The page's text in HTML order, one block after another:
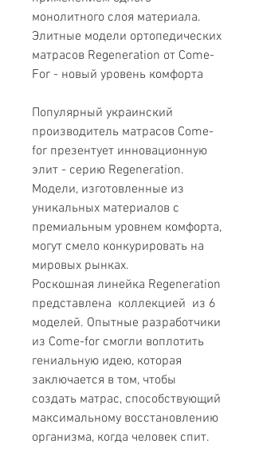
монолитного слоя материала.
Элитные модели ортопедических
матрасов Regeneration от Come-
For - новый уровень комфорта
Популярный украинский
производитель матрасов Come-
for презентует инновационную
элит - серию Regeneration.
Модели, изготовленные из
уникальных материалов с
премиальным уровнем комфорта,
могут смело конкурировать на
мировых рынках.
Роскошная линейка Regeneration
представлена коллекцией из 6
моделей. Опытные разработчики
из Come-for смогли воплотить
гениальную идею, которая
заключается в том, чтобы
создать матрас, способствующий
максимальному восстановлению
организма, когда человек спит.